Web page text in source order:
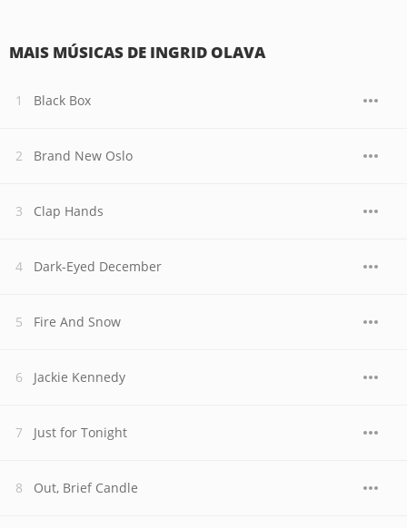
MAIS MÚSICAS DE INGRID OLAVA
Black Box
Brand New Oslo
Clap Hands
Dark-Eyed December
Fire And Snow
Jackie Kennedy
Just for Tonight
Out, Brief Candle